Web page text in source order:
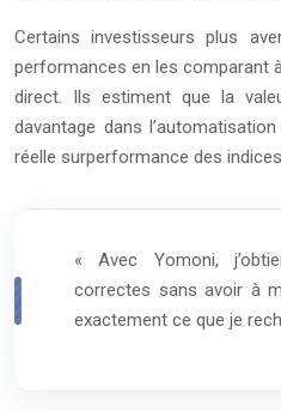
Certains investisseurs plus
performances en les comparant
direct. Ils estiment que la
davantage dans
réelle surperformance des
« Avec Yomoni,
correctes sans avoir à
exactement ce que je